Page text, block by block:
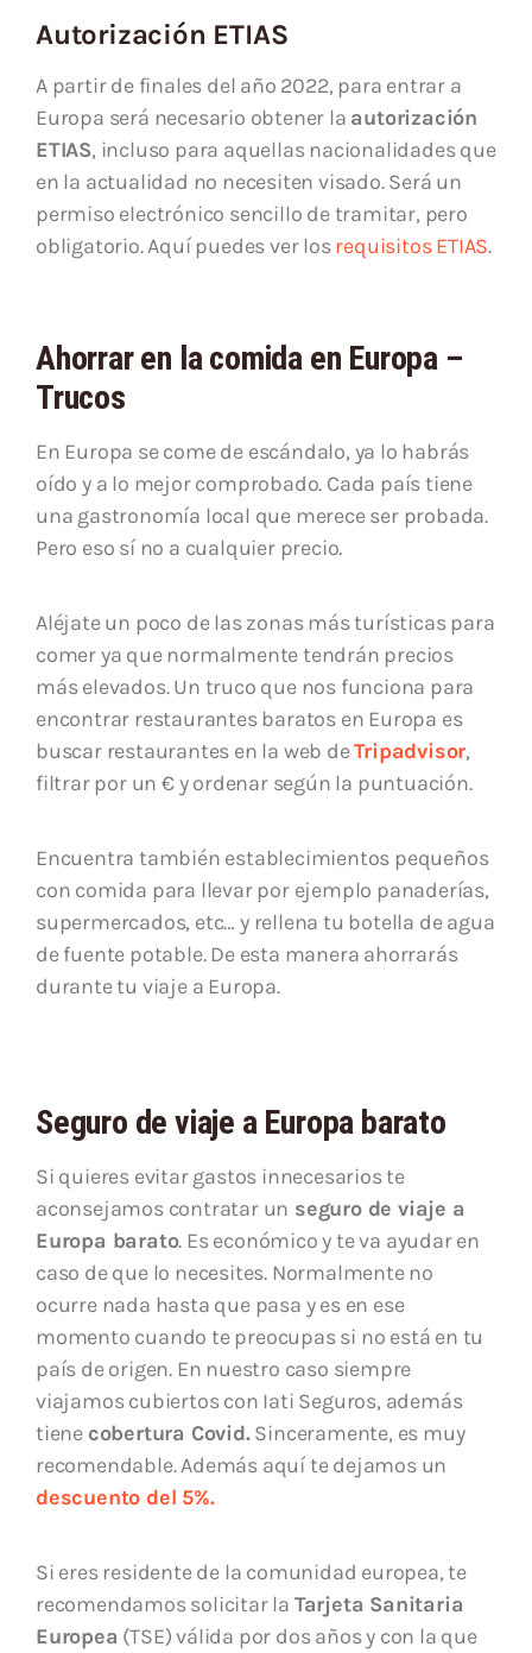
Autorización ETIAS
A partir de finales del año 2022, para entrar a
Europa será necesario obtener la autorización
ETIAS, incluso para aquellas nacionalidades que
en la actualidad no necesiten visado. Será un
permiso electrónico sencillo de tramitar, pero
obligatorio. Aquí puedes ver losrequisitos ETIAS.
Ahorrar en la comida en Europa –
Trucos
En Europa se come de escándalo, ya lo habrás
oído y a lo mejor comprobado. Cada país tiene
una gastronomía local que merece ser probada.
Pero eso sí no a cualquier precio.
Aléjate un poco de las zonas más turísticas para
comer ya que normalmente tendrán precios
más elevados. Un truco que nos funciona para
encontrar restaurantes baratos en Europa es
buscar restaurantes en la web deTripadvisor,
filtrar por un € y ordenar según la puntuación.
Encuentra también establecimientos pequeños
con comida para llevar por ejemplo panaderías,
supermercados, etc… y rellena tu botella de agua
de fuente potable. De esta manera ahorrarás
durante tu viaje a Europa.
Seguro de viaje a Europa barato
Si quieres evitar gastos innecesarios te
aconsejamos contratar un seguro de viaje a
Europa barato. Es económico y te va ayudar en
caso de que lo necesites. Normalmente no
ocurre nada hasta que pasa y es en ese
momento cuando te preocupas si no está en tu
país de origen. En nuestro caso siempre
viajamos cubiertos con Iati Seguros, además
tiene cobertura Covid.Sinceramente, es muy
recomendable. Además aquí te dejamos un
descuento del 5%.
Si eres residente de la comunidad europea, te
recomendamos solicitar la Tarjeta Sanitaria
Europea (TSE) válida por dos años y con la que